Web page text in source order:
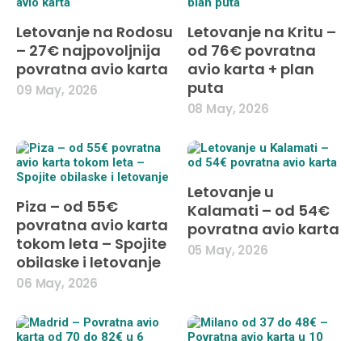
Letovanje na Rodosu
– 27€ najpovoljnija
povratna avio karta
09 May, 2026
Letovanje na Kritu –
od 76€ povratna
avio karta + plan
puta
08 May, 2026
Piza – od 55€
povratna avio karta
tokom leta – Spojite
obilaske i letovanje
06 May, 2026
Letovanje u
Kalamati – od 54€
povratna avio karta
05 May, 2026